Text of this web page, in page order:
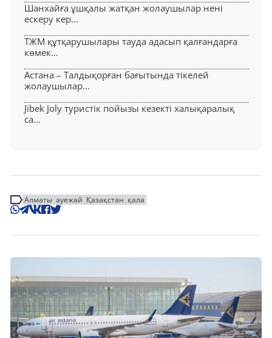
Шанхайға ұшқалы жатқан жолаушылар нені
ескеру кер...
ТЖМ құтқарушылары тауда адасып қалғандарға
көмек...
Астана – Талдықорған бағытында тікелей
жолаушылар...
Jibek Joly туристік пойызы кезекті халықаралық
са...
Алматы әуежай Қазақстан қала